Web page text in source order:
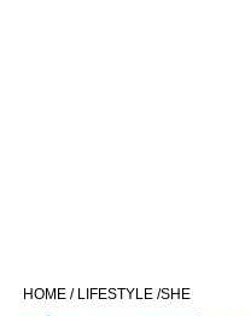
HOME / LIFESTYLE /SHE